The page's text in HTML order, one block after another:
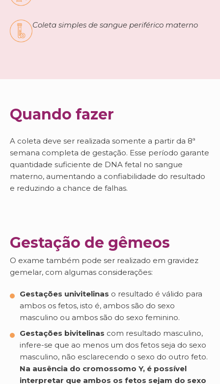
Coleta simples de sangue periférico materno
Quando fazer
A coleta deve ser realizada somente a partir da 8ª
semana completa de gestação. Esse período garante
quantidade suficiente de DNA fetal no sangue
materno, aumentando a confiabilidade do resultado
e reduzindo a chance de falhas.
Gestação de gêmeos
O exame também pode ser realizado em gravidez
gemelar, com algumas considerações:
Gestações univitelinas o resultado é válido para
ambos os fetos, isto é, ambos são do sexo
masculino ou ambos são do sexo feminino.
Gestações bivitelinas com resultado masculino,
infere-se que ao menos um dos fetos seja do sexo
masculino, não esclarecendo o sexo do outro feto.
Na ausência do cromossomo Y, é possível
interpretar que ambos os fetos sejam do sexo